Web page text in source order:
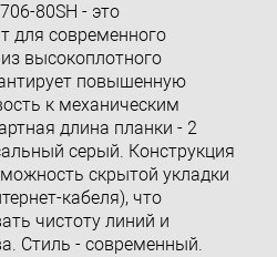
80SH - это
для современного
высокоплотного
повышенную
к механическим
длина планки - 2
серый. Конструкция
скрытой укладки
кабеля), что
чистоту линий и
Стиль - современный.